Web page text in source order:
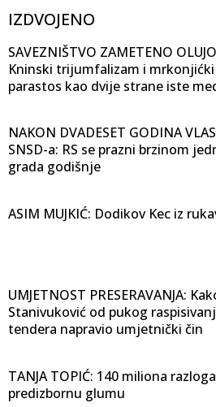
IZDVOJENO
SAVEZNIŠTVO ZAMETENO
Kninski trijumfalizam i mrkonjićki
parastos kao dvije strane iste
NAKON DVADESET GODINA
SNSD-a: RS se prazni brzinom
grada godišnje
ASIM MUJKIĆ: Dodikov Kec iz
UMJETNOST PRESERAVANJA:
Stanivuković od pukog
tendera napravio umjetnički čin
TANJA TOPIĆ: 140 miliona
predizbornu glumu